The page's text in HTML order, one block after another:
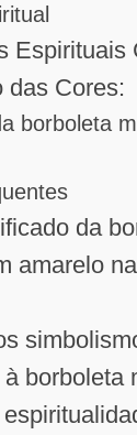
Espirituais
das Cores:
borboleta
da
amarelo
borboleta